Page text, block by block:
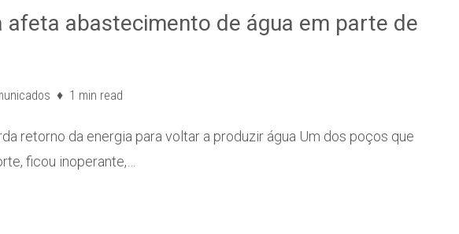
afeta abastecimento de água em parte de
1 min read
retorno da energia para voltar a produzir água Um dos poços que
ficou inoperante,…